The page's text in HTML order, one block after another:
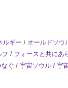
ルギー / オールドソウ
フ / フォースと共にあ
ぐ / 宇宙ソウル / 宇